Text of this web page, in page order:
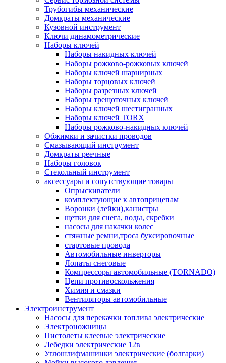
Трубогибы механические
Домкраты механические
Кузовной инструмент
Ключи динамометрические
Наборы ключей
Наборы накидных ключей
Наборы рожково-рожковых ключей
Наборы ключей шарнирных
Наборы торцовых ключей
Наборы разрезных ключей
Наборы трещоточных ключей
Наборы ключей шестигранных
Наборы ключей TORX
Наборы рожково-накидных ключей
Обжимки и зачистки проводов
Смазывающий инструмент
Домкраты реечные
Наборы головок
Стекольный инструмент
аксессуары и сопутствующие товары
Опрыскиватели
комплектующие к автоприцепам
Воронки (лейки),канистры
щетки для снега, воды, скребки
насосы для накачки колес
стяжные ремни,троса буксировочные
стартовые провода
Автомобильные инверторы
Лопаты снеговые
Компрессоры автомобильные (TORNADO)
Цепи противоскольжения
Химия и смазки
Вентиляторы автомобильные
Электроинструмент
Насосы для перекачки топлива электрические
Электроножницы
Пистолеты клеевые электрические
Лебедки электрические 12в
Углошлифмашинки электрические (болгарки)